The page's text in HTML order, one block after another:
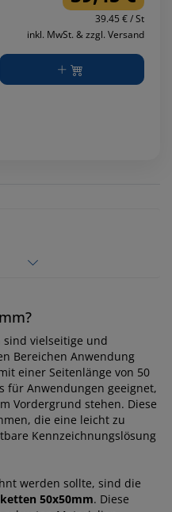
39.45 € / St
inkl. MwSt. & zzgl. Versand
sind vielseitige und
Bereichen Anwendung
einer Seitenlänge von 50
für Anwendungen geeignet,
Vordergrund stehen. Diese
die eine leicht zu
Kennzeichnungslösung
werden sollte, sind die
50x50mm. Diese